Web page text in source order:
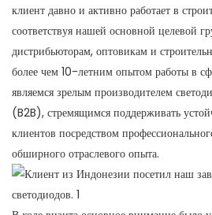
клиент давно и активно работает в
соответствуя нашей основной целевой
дистрибьюторам, оптовикам и
более чем 10-летним опытом работы в
являемся зрелым производителем
(B2B), стремящимся поддерживать
клиентов посредством
обширного отраслевого опыта.